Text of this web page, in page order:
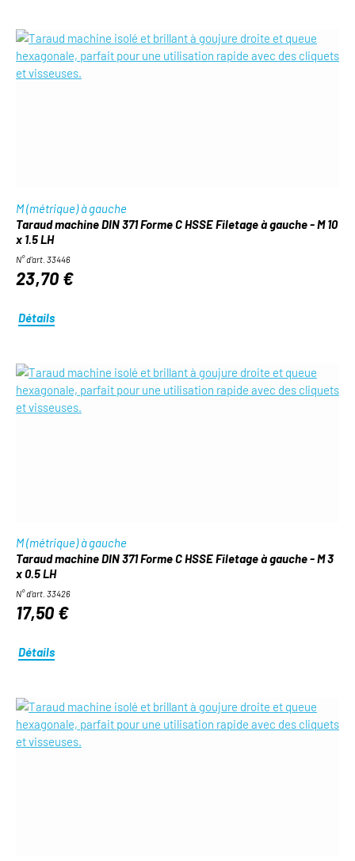
M (métrique) à gauche
Taraud machine DIN 371 Forme C HSSE Filetage à gauche - M 10
x 1.5 LH
N° d'art. 33446
23,70 €
Détails
M (métrique) à gauche
Taraud machine DIN 371 Forme C HSSE Filetage à gauche - M 3
x 0.5 LH
N° d'art. 33426
17,50 €
Détails